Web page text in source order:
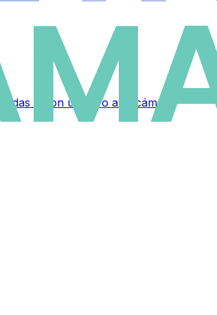
y pon un filtro a tu cámara